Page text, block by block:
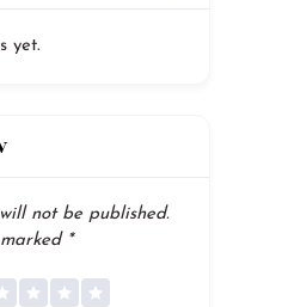
yet.
not be published.
*